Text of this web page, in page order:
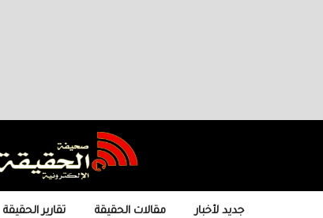
جديد لأخبار مقالات الحقيقة تقارير الحقيقة